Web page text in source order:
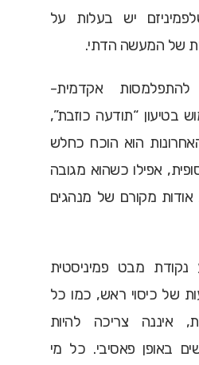
יש בעלות על
של המעשה הדתי.
אקדמית-
בטיעון “תודעה כוזבת”,
הוא הוכח כחלש
אפילו כשהוא מגובה
אודות מקורם של מנהגים
מבט פמיניסטית
של כיסוי ראש, כמו כל
איננה צריכה להיות
באופן פאסיבי. כל מי